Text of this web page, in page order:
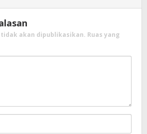
akan dipublikasikan. Ruas yang